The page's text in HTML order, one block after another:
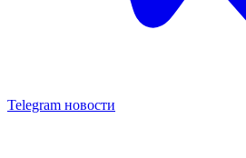
Telegram новости